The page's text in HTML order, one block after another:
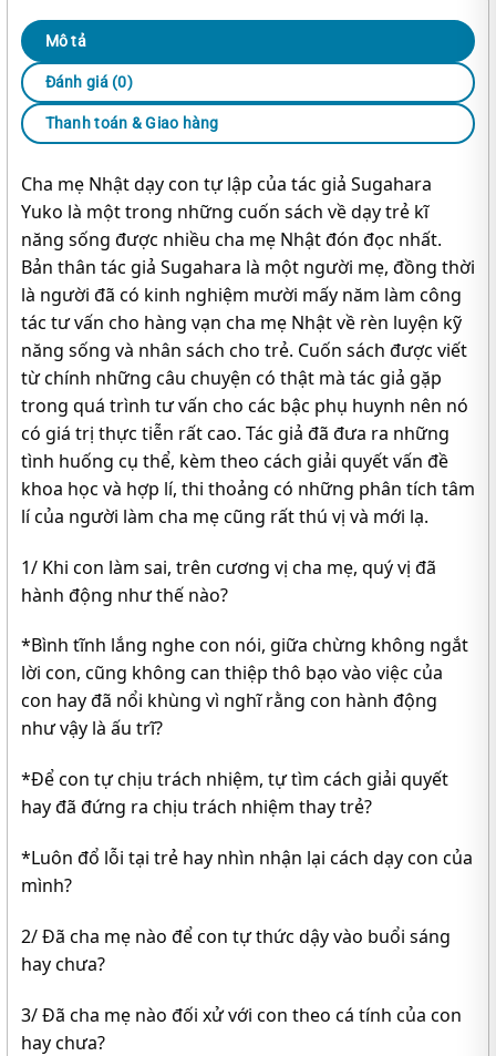
Mô tả
Đánh giá (0)
Thanh toán & Giao hàng
Cha mẹ Nhật dạy con tự lập của tác giả Sugahara
Yuko là một trong những cuốn sách về dạy trẻ kĩ
năng sống được nhiều cha mẹ Nhật đón đọc nhất.
Bản thân tác giả Sugahara là một người mẹ, đồng thời
là người đã có kinh nghiệm mười mấy năm làm công
tác tư vấn cho hàng vạn cha mẹ Nhật về rèn luyện kỹ
năng sống và nhân sách cho trẻ. Cuốn sách được viết
từ chính những câu chuyện có thật mà tác giả gặp
trong quá trình tư vấn cho các bậc phụ huynh nên nó
có giá trị thực tiễn rất cao. Tác giả đã đưa ra những
tình huống cụ thể, kèm theo cách giải quyết vấn đề
khoa học và hợp lí, thi thoảng có những phân tích tâm
lí của người làm cha mẹ cũng rất thú vị và mới lạ.
1/ Khi con làm sai, trên cương vị cha mẹ, quý vị đã
hành động như thế nào?
*Bình tĩnh lắng nghe con nói, giữa chừng không ngắt
lời con, cũng không can thiệp thô bạo vào việc của
con hay đã nổi khùng vì nghĩ rằng con hành động
như vậy là ấu trĩ?
*Để con tự chịu trách nhiệm, tự tìm cách giải quyết
hay đã đứng ra chịu trách nhiệm thay trẻ?
*Luôn đổ lỗi tại trẻ hay nhìn nhận lại cách dạy con của
mình?
2/ Đã cha mẹ nào để con tự thức dậy vào buổi sáng
hay chưa?
3/ Đã cha mẹ nào đối xử với con theo cá tính của con
hay chưa?